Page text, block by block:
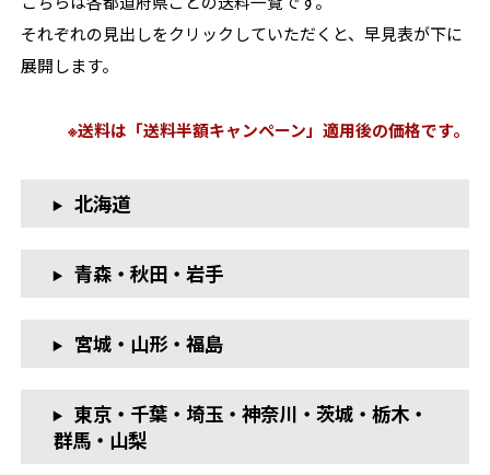
それぞれの見出しをクリックしていただくと、早見表が下に
展開します。
※送料は「送料半額キャンペーン」適用後の価格です。
北海道
青森・秋田・岩手
宮城・山形・福島
東京・千葉・埼玉・神奈川・茨城・栃木・
群馬・山梨